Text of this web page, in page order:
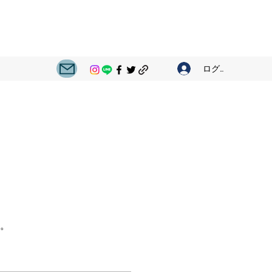
ログイン